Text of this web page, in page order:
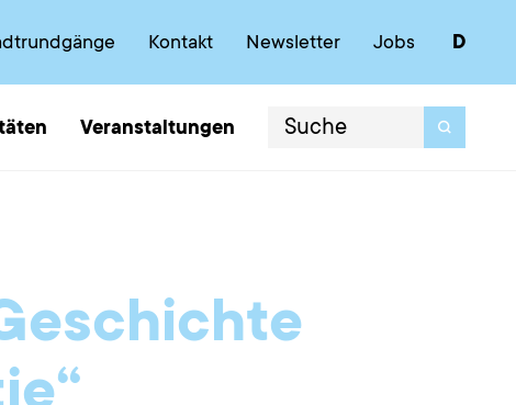
Veranstaltungen
Kontakt Newsletter Jobs D